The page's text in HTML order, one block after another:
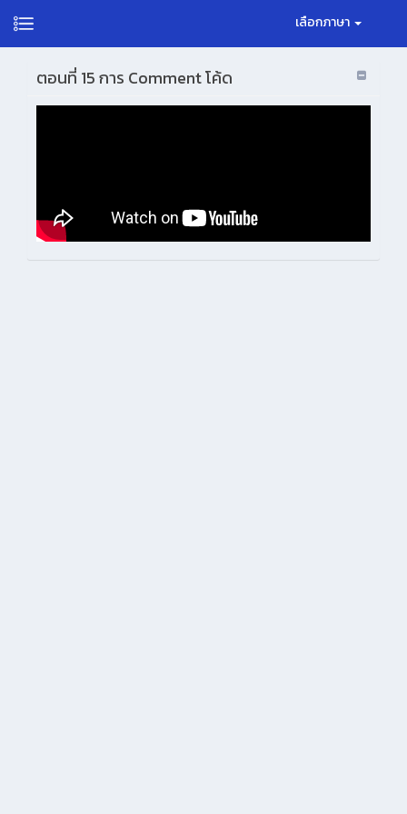
เลือกภาษา
ตอนที่ 15 การ Comment โค้ด